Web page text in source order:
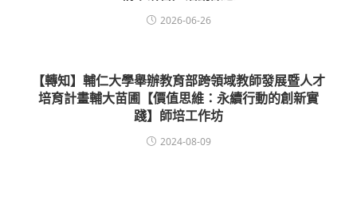
2026-06-26
【轉知】輔仁大學舉辦教育部跨領域教師發展暨人才
培育計畫輔大苗圃【價值思維：永續行動的創新實
踐】師培工作坊
2024-08-09